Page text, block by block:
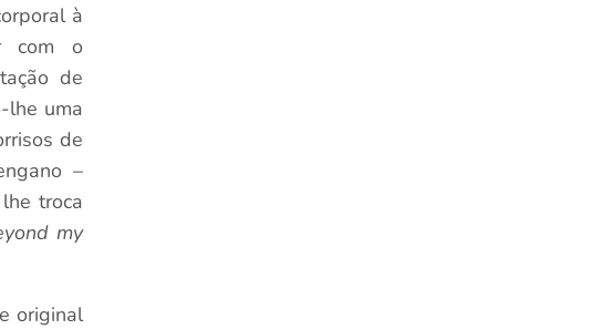
à
com o
de
lhe uma
de
–
troca
my
original